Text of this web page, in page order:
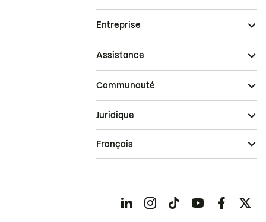
Entreprise
Assistance
Communauté
Juridique
Français